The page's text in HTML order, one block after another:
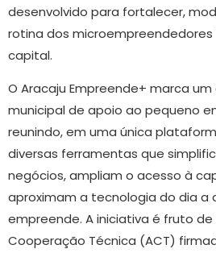
desenvolvido para fortalecer,
rotina dos microempreendedores
capital.
O Aracaju Empreende+ marca
municipal de apoio ao pequeno
reunindo, em uma única
diversas ferramentas que
negócios, ampliam o acesso à
aproximam a tecnologia do dia a
empreende. A iniciativa é fruto
Cooperação Técnica (ACT)